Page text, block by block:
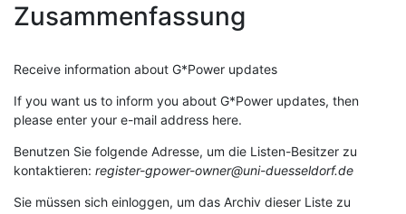
Zusammenfassung
Receive information about G*Power updates
If you want us to inform you about G*Power updates, then
please enter your e-mail address here.
Benutzen Sie folgende Adresse, um die Listen-Besitzer zu
kontaktieren: register-gpower-owner@uni-duesseldorf.de
Sie müssen sich einloggen, um das Archiv dieser Liste zu